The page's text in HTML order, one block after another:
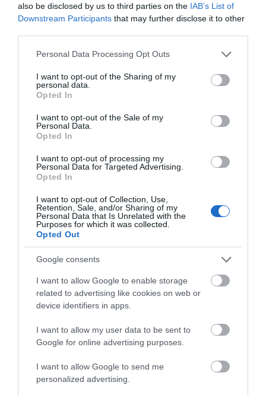
also be disclosed by us to third parties on the IAB’s List of
Downstream Participants that may further disclose it to other
Please note that this website/app uses one or more Google
not limited to your visit or usage behaviour. You may click to
grant or deny consent to Google and its third-party tags to
use your data for below specified purposes in below Google
consent section.
Personal Data Processing Opt Outs
I want to opt-out of the Sharing of my
personal data.
Opted In
I want to opt-out of the Sale of my
Personal Data.
Opted In
I want to opt-out of processing my
Personal Data for Targeted Advertising.
Opted In
I want to opt-out of Collection, Use,
Retention, Sale, and/or Sharing of my
Personal Data that Is Unrelated with the
Purposes for which it was collected.
Opted Out
Google consents
I want to allow Google to enable storage
related to advertising like cookies on web or
device identifiers in apps.
I want to allow my user data to be sent to
Google for online advertising purposes.
I want to allow Google to send me
personalized advertising.
ΔΙΑΒΑΣΤΕ ΕΠΙΣΗΣ
Μεγάλο πανηγύρι στην Εύβοια: Πλημμύρισε με
κόσμο η Φαράκλα (pics&vid)
Εύβοια: Ηχηρό μήνυμα πέντε χρόνια μετά τη
μεγάλη καταστροφή του 2021
Εύβοια: Γυναίκα έπεσε θύμα διαδικτυακής
απάτης – Πλήρωσε για τρακτέρ που δεν
παρέλαβε
Τραγωδία στην Εύβοια: Άνδρας ανασύρθηκε
χωρίς τις αισθήσεις του από τη θάλασσα
Ακολουθήστε το evima.gr στοGoogle News
Διαβάστε όλες τιςειδήσεις για την Εύβοια
Διαβάστε όλες τις τελευταίες ειδήσεις για την
Ελλάδακαι τονΚόσμοστο evima.gr
TAGS: ΕΙΔΗΣΕΙΣ ΕΙΔΗΣΕΙΣ ΕΥΒΟΙΑ ΠΑΝΗΓΥΡΙΑ